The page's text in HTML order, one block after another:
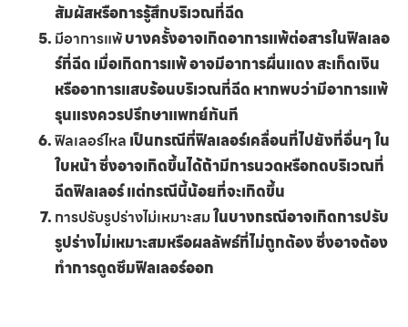
สัมผัสหรือการรู้สึกบริเวณที่ฉีด
มีอาการแพ้บางครั้งอาจเกิดอาการแพ้ต่อสารในฟิลเลอ
ร์ที่ฉีด เมื่อเกิดการแพ้ อาจมีอาการผื่นแดง สะเก็ดเงิน
หรืออาการแสบร้อนบริเวณที่ฉีด หากพบว่ามีอาการแพ้
รุนแรงควรปรึกษาแพทย์ทันที
ฟิลเลอร์ไหล เป็นกรณีที่ฟิลเลอร์เคลื่อนที่ไปยังที่อื่นๆ ใน
ใบหน้า ซึ่งอาจเกิดขึ้นได้ถ้ามีการนวดหรือกดบริเวณที่
ฉีดฟิลเลอร์ แต่กรณีนี้น้อยที่จะเกิดขึ้น
การปรับรูปร่างไม่เหมาะสมในบางกรณีอาจเกิดการปรับ
รูปร่างไม่เหมาะสมหรือผลลัพธ์ที่ไม่ถูกต้อง ซึ่งอาจต้อง
ทำการดูดซึมฟิลเลอร์ออก